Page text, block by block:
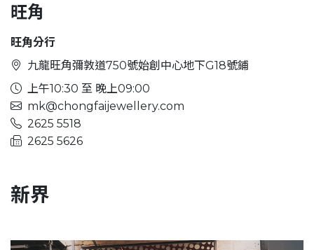
旺角
旺角分行
九龍旺角彌敦道750號始創中心地下G18號鋪
上午10:30 至 晚上09:00
mk@chongfaijewellery.com
2625 5518
2625 5626
新界